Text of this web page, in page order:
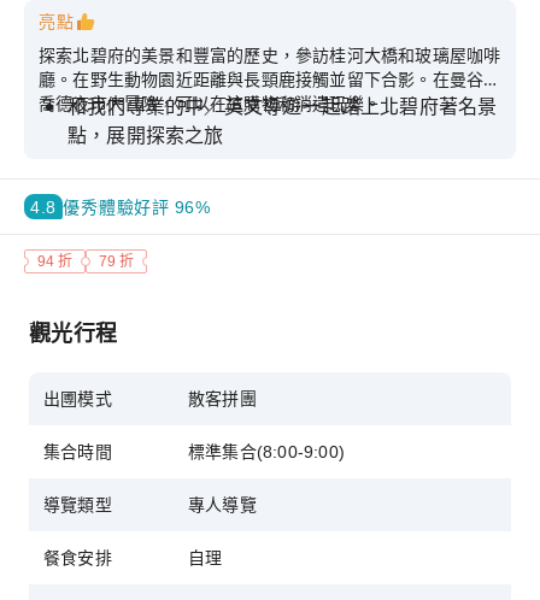
亮點
探索北碧府的美景和豐富的歷史，參訪桂河大橋和玻璃屋咖啡
廳。在野生動物園近距離與長頸鹿接觸並留下合影。在曼谷的
喬德夜市大冒險，可以在這購物和消遣玩樂。
和我們專業的中／英文導遊一起踏上北碧府著名景
點，展開探索之旅
漫步在歷史悠久的桂河大橋上，沉浸在迷人的風景
中
前往野生動物園進行探索，近距離與高大的長頸鹿
接觸
國美食來增添更豐富的感官
力的終極購物和娛樂景點
4.8 優秀體驗好評 96%
94 折 79 折
觀光行程
出圑模式 散客拼團
集合時間 標準集合(8:00-9:00)
導覽類型 專人導覽
餐食安排 自理